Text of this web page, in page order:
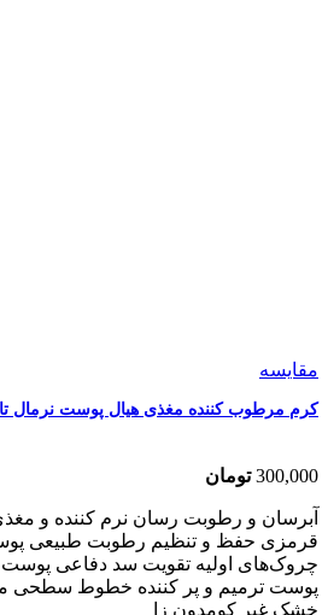
مقایسه
کرم مرطوب کننده مغذی هیال پوست نرمال
300,000 تومان
آبرسان و رطوبت رسان نرم کننده و
قرمزی حفظ و تنظیم رطوبت طبیعی
چروک‌های اولیه تقویت سد دفاعی
پوست ترمیم و پر کننده خطوط سطحی
خشک غیر کومدون زا